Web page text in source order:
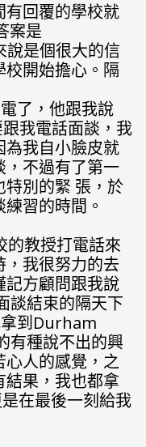
有回覆的學校就
案是
說是個很大的信
開始擔心。隔
了，他跟我說
我電話面談，我
為我自小臉皮就
，不過有了第一
特別的緊 張，於
習的時間。
的教授打電話來
我很努力的去
記方顧問跟我說
談結束的隔天下
到Durham
有種說不出的興
心人的感覺，之
果，我也都拿
在最後一刻給我